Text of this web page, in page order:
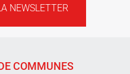
NEWSLETTER
COMMUNES